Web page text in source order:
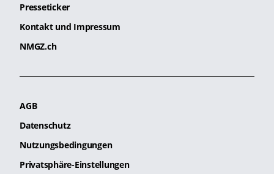
Presseticker
Kontakt und Impressum
NMGZ.ch
AGB
Datenschutz
Nutzungsbedingungen
Privatsphäre-Einstellungen